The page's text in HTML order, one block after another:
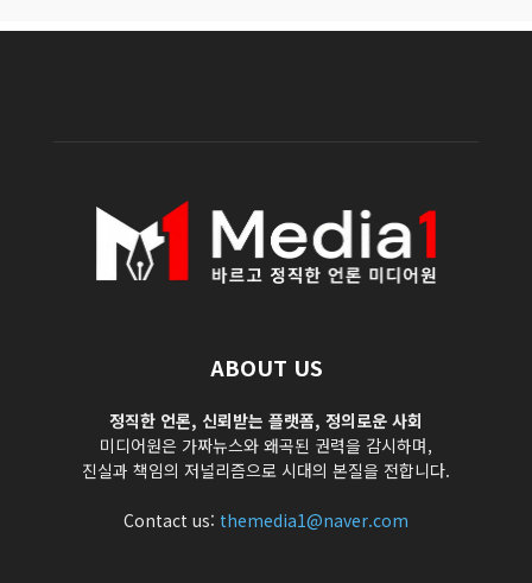
ABOUT US
정직한 언론, 신뢰받는 플랫폼, 정의로운 사회
미디어원은 가짜뉴스와 왜곡된 권력을 감시하며,
진실과 책임의 저널리즘으로 시대의 본질을 전합니다.
Contact us: themedia1@naver.com